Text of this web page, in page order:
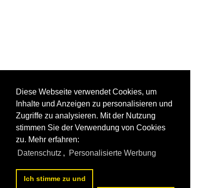
Diese Webseite verwendet Cookies, um
Inhalte und Anzeigen zu personalisieren und
Zugriffe zu analysieren. Mit der Nutzung
stimmen Sie der Verwendung von Cookies
zu. Mehr erfahren:
Datenschutz , Personalisierte Werbung
Ich stimme zu und